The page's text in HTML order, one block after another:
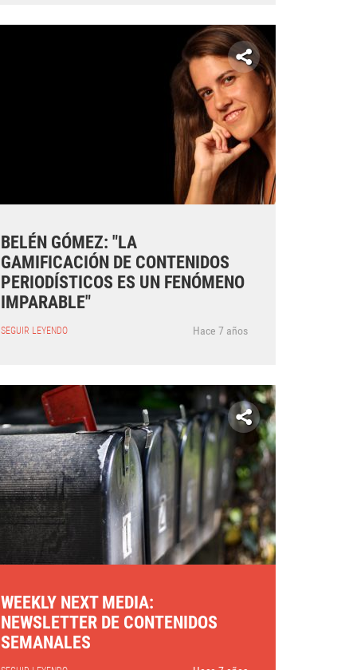
BELÉN GÓMEZ: "LA
GAMIFICACIÓN DE CONTENIDOS
PERIODÍSTICOS ES UN FENÓMENO
IMPARABLE"
SEGUIR LEYENDO Hace 7 años
WEEKLY NEXT MEDIA:
NEWSLETTER DE CONTENIDOS
SEMANALES